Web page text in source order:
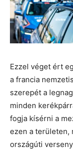
Ezzel véget ért
a francia
szerepét a
minden
fogja kísérni a
ezen a területen,
országúti